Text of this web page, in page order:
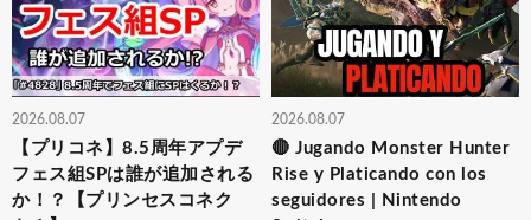
2026.08.07
【プリコネ】8.5周年アプデ
フェス組SPは誰が追加される
か！？【プリンセスコネク
2026.08.07
🔴 Jugando Monster Hunter
Rise y Platicando con los
seguidores | Nintendo